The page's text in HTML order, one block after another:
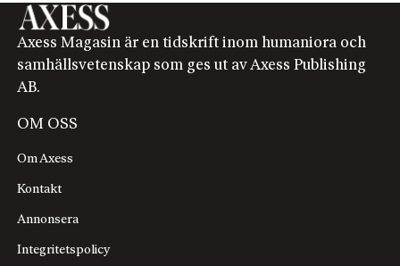
Axess Magasin är en tidskrift inom humaniora och
samhällsvetenskap som ges ut av Axess Publishing
AB.
OM OSS
Om Axess
Kontakt
Annonsera
Integritetspolicy